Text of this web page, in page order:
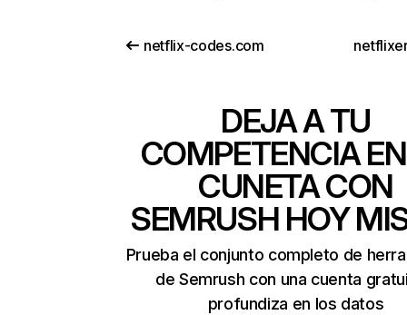
netflix-codes.com
DEJA A TU
COMPETENCIA
CUNETA CON
SEMRUSH HOY
Prueba el conjunto completo de
de Semrush con una cuenta
profundiza en los datos